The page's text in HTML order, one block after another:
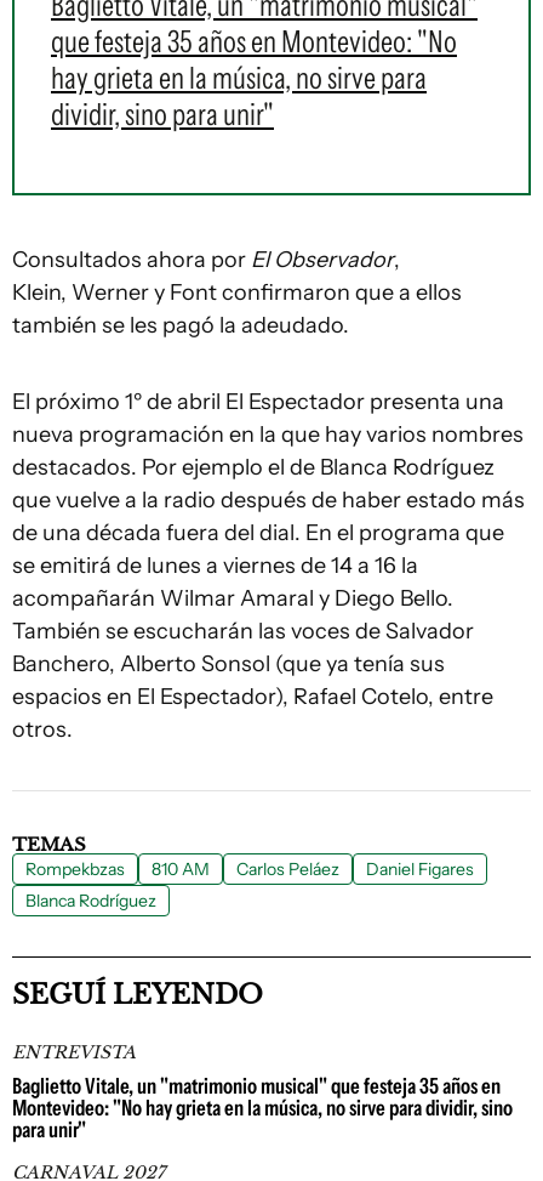
que festeja 35 años en Montevideo: "No
hay grieta en la música, no sirve para
dividir, sino para unir"
Consultados ahora por El Observador,
Klein, Werner y Font confirmaron que a ellos
también se les pagó la adeudado.
El próximo 1º de abril El Espectador presenta una
nueva programación en la que hay varios nombres
destacados. Por ejemplo el de Blanca Rodríguez
que vuelve a la radio después de haber estado más
de una década fuera del dial. En el programa que
se emitirá de lunes a viernes de 14 a 16 la
acompañarán Wilmar Amaral y Diego Bello.
También se escucharán las voces de Salvador
Banchero, Alberto Sonsol (que ya tenía sus
espacios en El Espectador), Rafael Cotelo, entre
otros.
TEMAS
Rompekbzas 810 AM Carlos Peláez
Daniel Figares
Blanca Rodríguez
SEGUÍ LEYENDO
ENTREVISTA
Baglietto Vitale, un "matrimonio musical" que festeja 35 años en
Montevideo: "No hay grieta en la música, no sirve para dividir, sino
para unir"
CARNAVAL 2027